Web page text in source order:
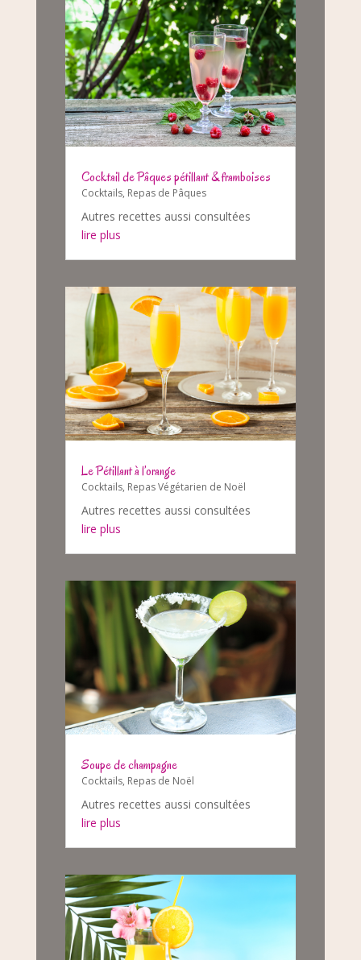
Cocktail de Pâques pétillant & framboises
Cocktails, Repas de Pâques
Autres recettes aussi consultées
lire plus
Le Pétillant à l’orange
Cocktails, Repas Végétarien de Noël
Autres recettes aussi consultées
lire plus
Soupe de champagne
Cocktails, Repas de Noël
Autres recettes aussi consultées
lire plus